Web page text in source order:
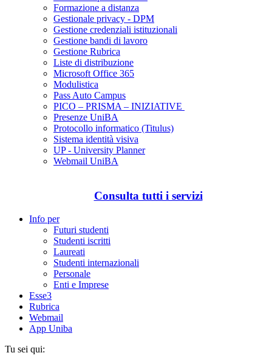
Formazione a distanza
Gestionale privacy - DPM
Gestione credenziali istituzionali
Gestione bandi di lavoro
Gestione Rubrica
Liste di distribuzione
Microsoft Office 365
Modulistica
Pass Auto Campus
PICO – PRISMA – INIZIATIVE
Presenze UniBA
Protocollo informatico (Titulus)
Sistema identità visiva
UP - University Planner
Webmail UniBA
Consulta tutti i servizi
Info per
Futuri studenti
Studenti iscritti
Laureati
Studenti internazionali
Personale
Enti e Imprese
Esse3
Rubrica
Webmail
App Uniba
Tu sei qui: